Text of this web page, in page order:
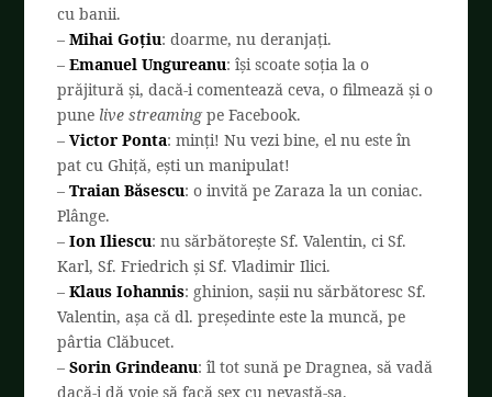
cu banii.
–Mihai Goțiu: doarme, nu deranjați.
–Emanuel Ungureanu: își scoate soția la o
prăjitură și, dacă-i comentează ceva, o filmează și o
pune live streamingpe Facebook.
–Victor Ponta: minți! Nu vezi bine, el nu este în
pat cu Ghiță, ești un manipulat!
–Traian Băsescu: o invită pe Zaraza la un coniac.
Plânge.
–Ion Iliescu: nu sărbătorește Sf. Valentin, ci Sf.
Karl, Sf. Friedrich și Sf. Vladimir Ilici.
–Klaus Iohannis: ghinion, sașii nu sărbătoresc Sf.
Valentin, așa că dl. președinte este la muncă, pe
pârtia Clăbucet.
–Sorin Grindeanu: îl tot sună pe Dragnea, să vadă
dacă-i dă voie să facă sex cu nevastă-sa.